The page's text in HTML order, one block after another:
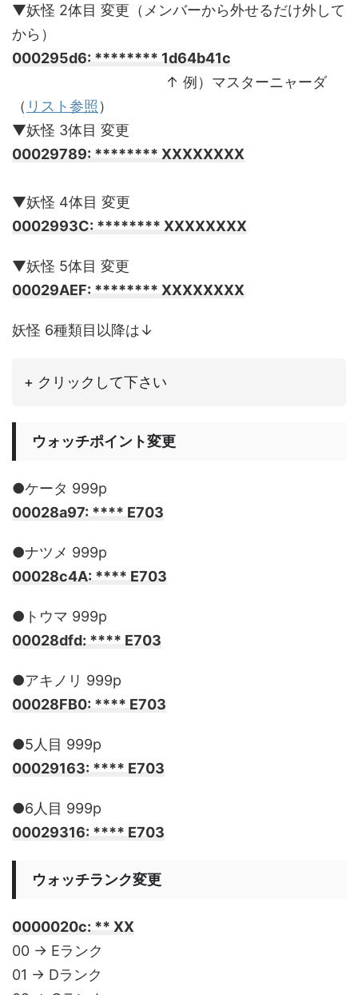
▼妖怪 2体目 変更（メンバーから外せるだけ外して
から）
000295d6: ******** 1d64b41c
↑ 例）マスターニャーダ
（ リスト参照 ）
▼妖怪 3体目 変更
00029789: ******** XXXXXXXX
▼妖怪 4体目 変更
0002993C: ******** XXXXXXXX
▼妖怪 5体目 変更
00029AEF: ******** XXXXXXXX
妖怪 6種類目以降は↓
+ クリックして下さい
ウォッチポイント変更
●ケータ 999p
00028a97: **** E703
●ナツメ 999p
00028c4A: **** E703
●トウマ 999p
00028dfd: **** E703
●アキノリ 999p
00028FB0: **** E703
●5人目 999p
00029163: **** E703
●6人目 999p
00029316: **** E703
ウォッチランク変更
0000020c: ** XX
00 → Eランク
01 → Dランク